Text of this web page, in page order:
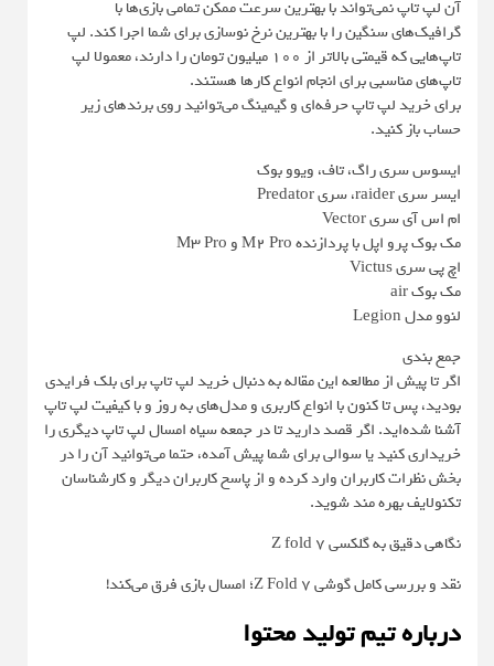
آن لپ تاپ نمی‌تواند با بهترین سرعت ممکن تمامی بازی‌ها با
گرافیک‌های سنگین را با بهترین نرخ نوسازی برای شما اجرا کند. لپ
تاپ‌هایی که قیمتی بالاتر از ۱۰۰ میلیون تومان را دارند، معمولا لپ
تاپ‌های مناسبی برای انجام انواع کارها هستند.
برای خرید لپ تاپ حرفه‌ای و گیمینگ می‌توانید روی برندهای زیر
حساب باز کنید.
ایسوس سری راگ، تاف، ویوو بوک
ایسر سری raider، سری Predator
ام اس آی سری Vector
مک بوک پرو اپل با پردازنده M2 Pro و M3 Pro
اچ پی سری Victus
مک بوک air
لنوو مدل Legion
جمع بندی
اگر تا پیش از مطالعه این مقاله به دنبال خرید لپ تاپ برای بلک فرایدی
بودید، پس تا کنون با انواع کاربری و مدل‌های به روز و با کیفیت لپ تاپ
آشنا شده‌‌‌اید. اگر قصد دارید تا در جمعه سیاه امسال لپ تاپ دیگری را
خریداری کنید یا سوالی برای شما پیش آمده، حتما می‌توانید آن را در
بخش نظرات کاربران وارد کرده و از پاسخ کاربران دیگر و کارشناسان
تکنولایف بهره مند شوید.
نگاهی دقیق به گلکسی Z fold 7
نقد و بررسی کامل گوشی Z Fold 7؛ امسال بازی فرق می‌کند!
درباره تیم تولید محتوا